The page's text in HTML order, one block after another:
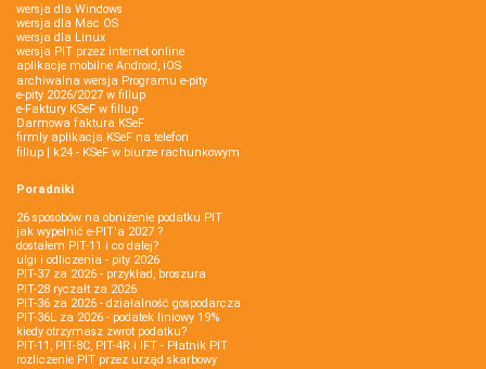
wersja dla Windows
wersja dla Mac OS
wersja dla Linux
wersja PIT przez internet online
aplikacje mobilne Android, iOS
archiwalna wersja Programu e-pity
e-pity 2026/2027 w fillup
e‑Faktury KSeF w fillup
Darmowa faktura KSeF
firmly aplikacja KSeF na telefon
fillup | k24 - KSeF w biurze rachunkowym
Poradniki
26 sposobów na obniżenie podatku PIT
jak wypełnić e-PIT'a 2027 ?
dostałem PIT-11 i co dalej?
ulgi i odliczenia - pity 2026
PIT-37 za 2026 - przykład, broszura
PIT-28 ryczałt za 2026
PIT-36 za 2026 - działalność gospodarcza
PIT-36L za 2026 - podatek liniowy 19%
kiedy otrzymasz zwrot podatku?
PIT-11, PIT-8C, PIT-4R i IFT - Płatnik PIT
rozliczenie PIT przez urząd skarbowy